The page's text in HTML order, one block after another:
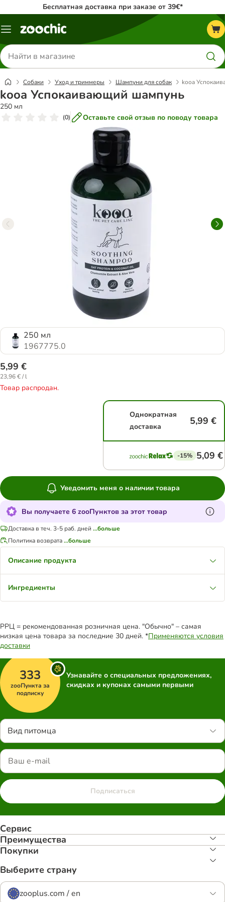
Бесплатная доставка при заказе от 39€*
Каталог
Поиск
товаров
Собаки Уход и триммеры Шампуни для собак kooa
kooa Успокаивающий шампунь
250 мл
(0) Оставьте свой отзыв по поводу товара
250 мл
1967775.0
5,99 €
23,96 € / l
Товар распродан.
Однократная
доставка
5,99 €
-15% 5,09 €
Уведомить меня о наличии товара
Вы получаете 6 zooПунктов за этот товар
Доставка в теч. 3-5 раб. дней ...больше
Политика возврата...больше
Описание продукта
Ингредиенты
РРЦ = рекомендованная розничная цена. "Обычно" – самая
низкая цена товара за последние 30 дней. *Применяются условия
доставки
333
zooПункта за
подписку
Узнавайте о специальных предложениях,
скидках и купонах самыми первыми
Вид питомца
Подписаться
Сервис
Преимуществa
Покупки
Выберите страну
zooplus.com / en